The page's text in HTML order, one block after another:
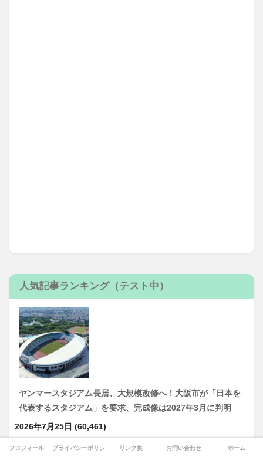
人気記事ランキング（テスト中）
ヤンマースタジアム長居、大規模改修へ！大阪市が「日本を
代表するスタジアム」を要求、完成像は2027年3月に判明
2026年7月25日 (60,461)
プロフィール プライバシーポリシー リンク集 お問い合わせ ホーム